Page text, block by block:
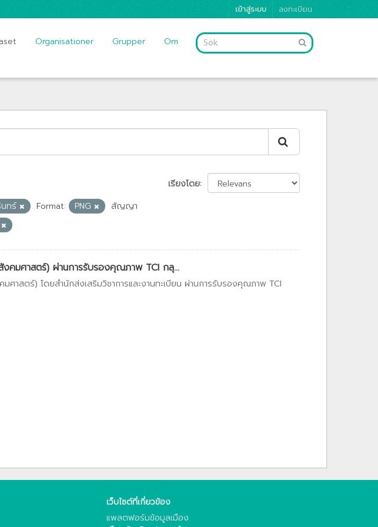
เข้าสู่ระบบ ลงทะเบียน
Organisationer Grupper Om
เรียงโดย
ทร์ Format: PNG
สัญญา
งคมศาสตร์) ผ่านการรับรองคุณภาพ TCI กลุ...
ศาสตร์) โดยสำนักส่งเสริมวิชาการและงานทะเบียน ผ่านการรับรองคุณภาพ TCI
เว็บไซต์ที่เกี่ยวข้อง
แพลตฟอร์มข้อมูลเมือง